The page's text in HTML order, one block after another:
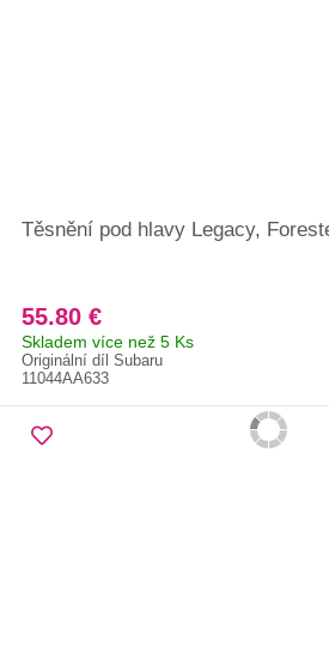
Těsnění pod hlavy Legacy,
55.80 €
Skladem více než 5 Ks
Originální díl Subaru
11044AA633